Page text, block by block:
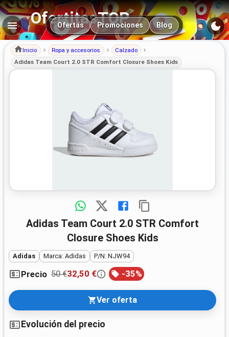
OfertitasTOP
Navegación principal
Ofertas Promociones Blog
Inicio Ropa y accesorios
Calzado
Adidas Team Court 2.0 STR Comfort Closure Shoes Kids
Adidas Team Court 2.0 STR Comfort
Closure Shoes Kids
Adidas Marca: Adidas P/N: NJW94
Precio 50 €32,50 € -35%
Ver oferta
Evolución del precio